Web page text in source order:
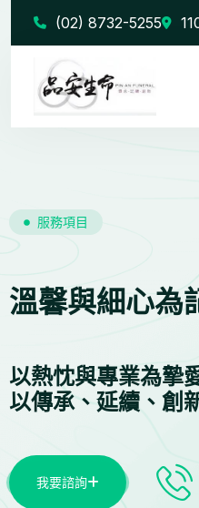
(02) 8732-5255
服務項目
溫馨與細心為
以熱忱與專業為摯
以傳承、延續、創
我要諮詢